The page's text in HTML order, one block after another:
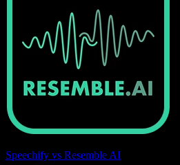
Speechify vs Resemble AI